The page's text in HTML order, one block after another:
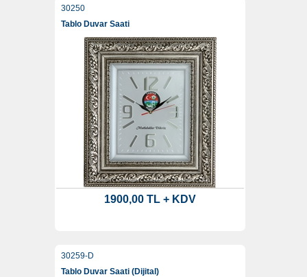
30250
Tablo Duvar Saati
1900,00 TL + KDV
30259-D
Tablo Duvar Saati (Dijital)